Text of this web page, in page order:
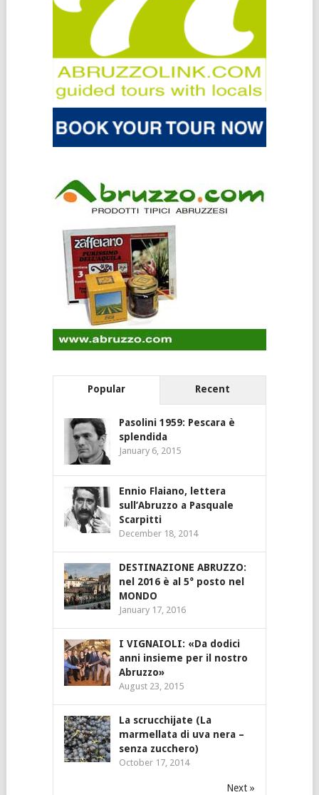
Popular Recent
Pasolini 1959: Pescara è
splendida
January 6, 2015
Ennio Flaiano, lettera
sull’Abruzzo a Pasquale
Scarpitti
December 18, 2014
DESTINAZIONE ABRUZZO:
nel 2016 è al 5° posto nel
MONDO
January 17, 2016
I VIGNAIOLI: «Da dodici
anni insieme per il nostro
Abruzzo»
August 23, 2015
La scrucchijate (La
marmellata di uva nera –
senza zucchero)
October 17, 2014
Next »